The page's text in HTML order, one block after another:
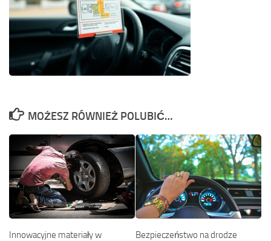
MOŻESZ RÓWNIEŻ POLUBIĆ…
Innowacyjne materiały w
Bezpieczeństwo na drodze